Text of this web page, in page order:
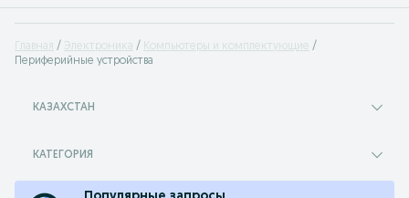
Главная Электроника
Компьютеры и комплектующие
Периферийные устройства
КАЗАХСТАН
КАТЕГОРИЯ